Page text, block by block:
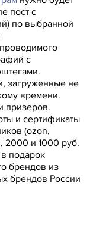
пост с
по выбранной
с
загруженные не
времени.
призеров.
и сертификаты
(ozon,
и 1000 руб.
подарок
брендов из
брендов России